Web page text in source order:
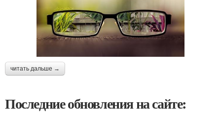
читать дальше →
Последние обновления на сайте: